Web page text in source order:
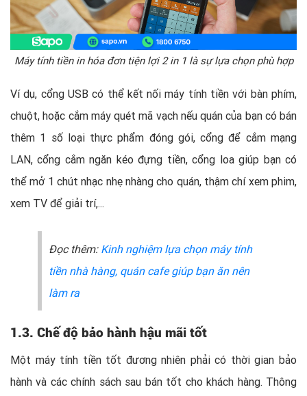
Máy tính tiền in hóa đơn tiện lợi 2 in 1 là sự lựa chọn phù hợp
Ví dụ, cổng USB có thể kết nối máy tính tiền với bàn phím,
chuột, hoặc cắm máy quét mã vạch nếu quán của bạn có bán
thêm 1 số loại thực phẩm đóng gói, cổng để cắm mạng
LAN, cổng cắm ngăn kéo đựng tiền, cổng loa giúp bạn có
thể mở 1 chút nhạc nhẹ nhàng cho quán, thậm chí xem phim,
xem TV để giải trí,...
Đọc thêm: Kinh nghiệm lựa chọn máy tính
tiền nhà hàng, quán cafe giúp bạn ăn nên
làm ra
1.3. Chế độ bảo hành hậu mãi tốt
Một máy tính tiền tốt đương nhiên phải có thời gian bảo
hành và các chính sách sau bán tốt cho khách hàng. Thông